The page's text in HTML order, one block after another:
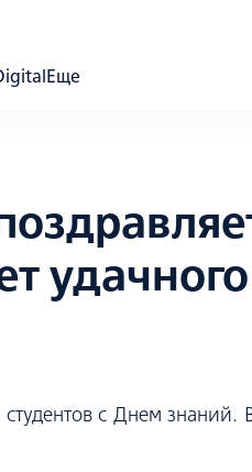
Еще
удачного
с Днем